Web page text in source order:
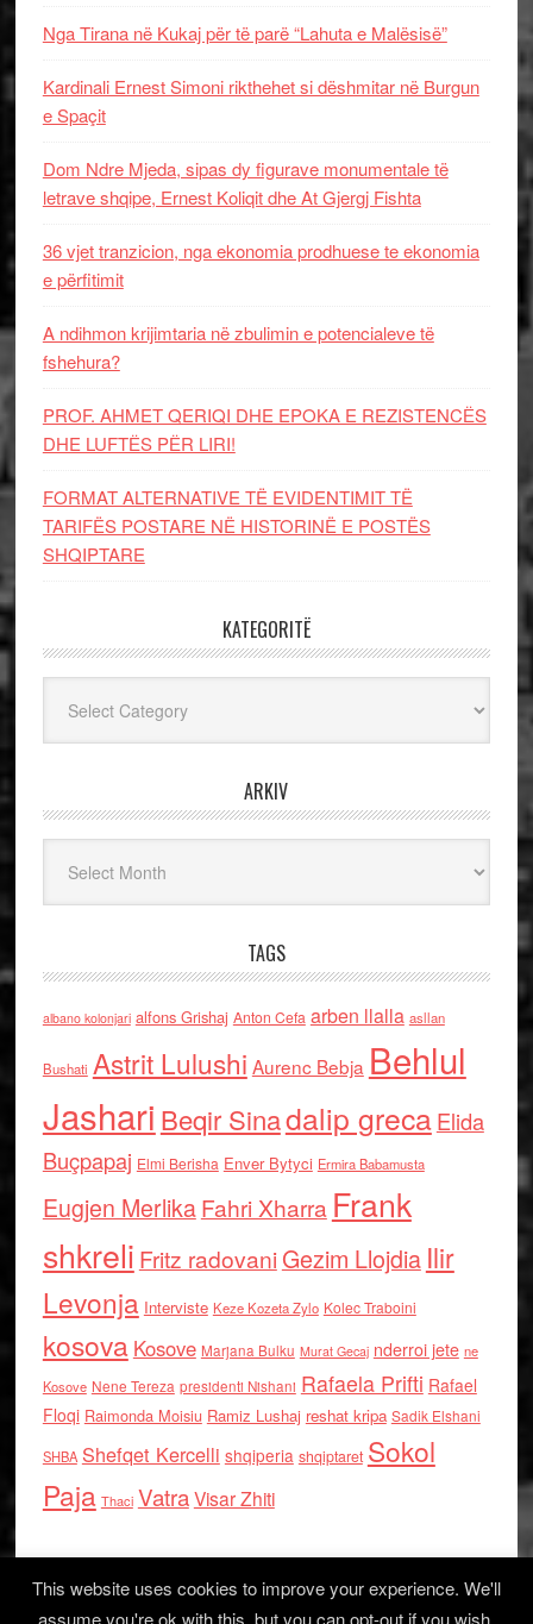
Nga Tirana në Kukaj për të parë “Lahuta e Malësisë”
Kardinali Ernest Simoni rikthehet si dëshmitar në Burgun
e Spaçit
Dom Ndre Mjeda, sipas dy figurave monumentale të
letrave shqipe, Ernest Koliqit dhe At Gjergj Fishta
36 vjet tranzicion, nga ekonomia prodhuese te ekonomia
e përfitimit
A ndihmon krijimtaria në zbulimin e potencialeve të
fshehura?
PROF. AHMET QERIQI DHE EPOKA E REZISTENCЁS
DHE LUFTЁS PЁR LIRI!
FORMAT ALTERNATIVE TË EVIDENTIMIT TË
TARIFËS POSTARE NË HISTORINË E POSTËS
SHQIPTARE
KATEGORITË
ARKIV
TAGS
albano kolonjari alfons Grishaj Anton Cefa arben llalla asllan
Bushati Astrit Lulushi Aurenc Bebja Behlul
Jashari Beqir Sinadalip grecaElida
Buçpapaj Elmi Berisha Enver Bytyci Ermira Babamusta
Eugjen MerlikaFahri Xharra Frank
shkreli Fritz radovaniGezim Llojdia Ilir
Levonja Interviste Keze Kozeta Zylo Kolec Traboini
kosova Kosove Marjana Bulku Murat Gecaj nderroi jete ne
Kosove Nene Tereza presidenti Nishani Rafaela Prifti Rafael
Floqi Raimonda Moisiu Ramiz Lushaj reshat kripa Sadik Elshani
SHBA Shefqet Kercelli shqiperia shqiptaret Sokol
Paja Thaci VatraVisar Zhiti
This website uses cookies to improve your experience. We'll
assume you're ok with this, but you can opt-out if you wish.